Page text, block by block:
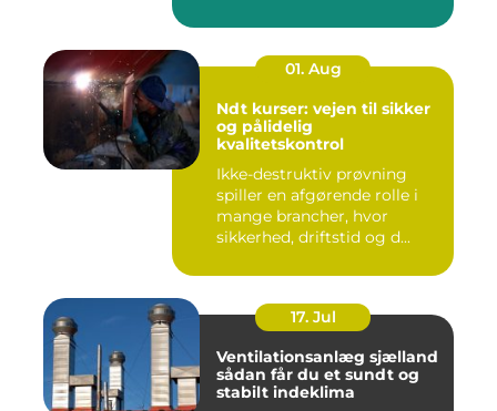
01. Aug
Ndt kurser: vejen til sikker
og pålidelig
kvalitetskontrol
Ikke-destruktiv prøvning
spiller en afgørende rolle i
mange brancher, hvor
sikkerhed, driftstid og d...
17. Jul
Ventilationsanlæg sjælland
sådan får du et sundt og
stabilt indeklima